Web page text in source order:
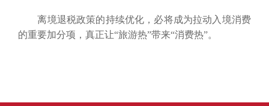
离境退税政策的持续优化，必将成为拉动入境消费
的重要加分项，真正让“旅游热”带来“消费热”。